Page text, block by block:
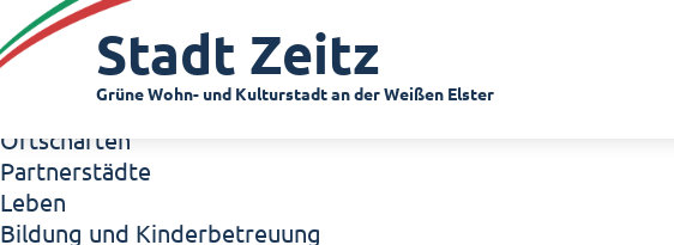
Zeitz - Die Kleinstadt
Willkommen in Zeitz!
Interview mit Oberbürgermeister Christian Thieme
Zeitz - Stadt der Zukunft
Ortschaften
Partnerstädte
Leben
Bildung und Kinderbetreuung
Stadt Zeitz
Grüne Wohn- und Kulturstadt an der Weißen Elster